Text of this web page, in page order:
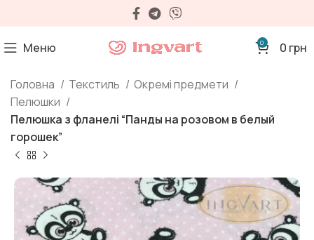
Меню 0 0 грн
Головна Текстиль
Окремі предмети
Пелюшки
Пелюшка з фланелі “Панды на розовом в белый
горошек”